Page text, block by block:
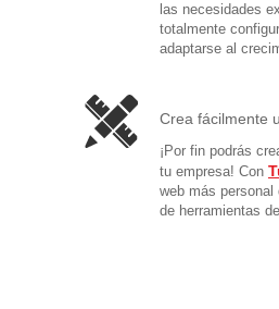
las necesidades
totalmente
adaptarse al
Crea fácilmente
¡Por fin podrás
tu empresa! Con
web más
de herramientas